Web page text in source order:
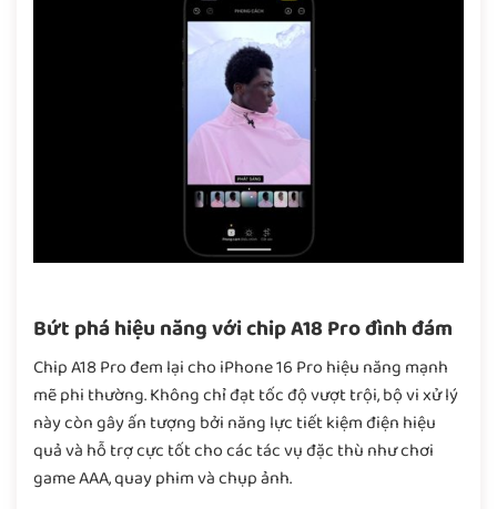
Bứt phá hiệu năng với chip A18 Pro đình đám
Chip A18 Pro đem lại cho iPhone 16 Pro hiệu năng mạnh
mẽ phi thường. Không chỉ đạt tốc độ vượt trội, bộ vi xử lý
này còn gây ấn tượng bởi năng lực tiết kiệm điện hiệu
quả và hỗ trợ cực tốt cho các tác vụ đặc thù như chơi
game AAA, quay phim và chụp ảnh.